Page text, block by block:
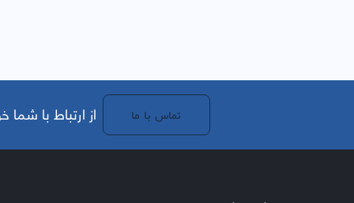
.از ارتباط با تماس با ما